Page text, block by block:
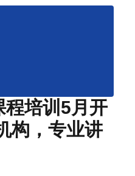
培训5月开
构，专业讲